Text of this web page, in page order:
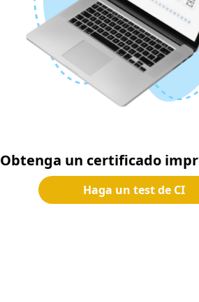
Obtenga un certificado
Haga un test de CI